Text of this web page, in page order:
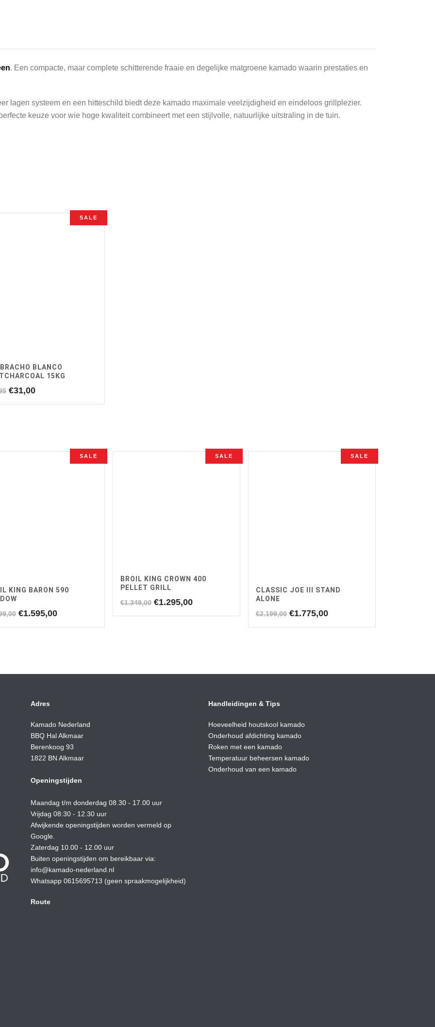
. Een compacte, maar complete schitterende fraaie en degelijke matgroene kamado waarin prestaties en
lagen systeem en een hitteschild biedt deze kamado maximale veelzijdigheid en eindeloos grillplezier.
keuze voor wie hoge kwaliteit combineert met een stijlvolle, natuurlijke uitstraling in de tuin.
SALE
BLANCO
15KG
Oorspronkelijke
€31,00Huidige
SALE
KING BARON 590
Oorspronkelijke
€1.595,00Huidige
SALE
BROIL KING CROWN 400
PELLET GRILL
€1.349,00 Oorspronkelijke
€1.295,00Huidige
SALE
CLASSIC JOE III STAND
ALONE
€2.199,00 Oorspronkelijke
€1.775,00Huidige
Adres
Kamado Nederland
BBQ Hal Alkmaar
Berenkoog 93
1822 BN Alkmaar
Openingstijden
Maandag t/m donderdag 08.30 - 17.00 uur
Vrijdag 08:30 - 12.30 uur
Afwijkende openingstijden worden vermeld op
Google.
Zaterdag 10.00 - 12.00 uur
Buiten openingstijden om bereikbaar via:
info@kamado-nederland.nl
Whatsapp 0615695713 (geen spraakmogelijkheid)
Route
Handleidingen & Tips
Hoeveelheid houtskool kamado
Onderhoud afdichting kamado
Roken met een kamado
Temperatuur beheersen kamado
Onderhoud van een kamado